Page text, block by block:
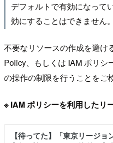
デフォルトで有効になって
効にすることはできません。
不要なリソースの作成を避け
Policy、もしくは IAM ポリシ
の操作の制限を行うことをご
※ IAM ポリシーを利用したリ